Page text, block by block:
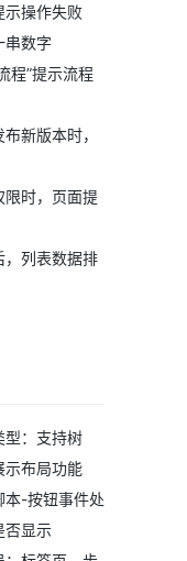
示操作失败
串数字
程”提示流程
新版本时，
限时，页面提
，列表数据排
型：支持树
示布局功能
本-按钮事件处
否显示